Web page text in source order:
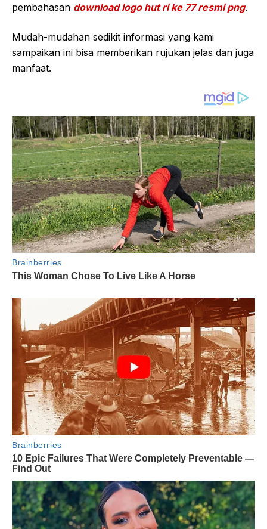
pembahasan download logo hut ri ke 77 resmi png.
Mudah-mudahan sedikit informasi yang kami
sampaikan ini bisa memberikan rujukan jelas dan juga
manfaat.